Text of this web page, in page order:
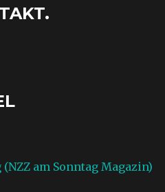
am Sonntag Magazin)